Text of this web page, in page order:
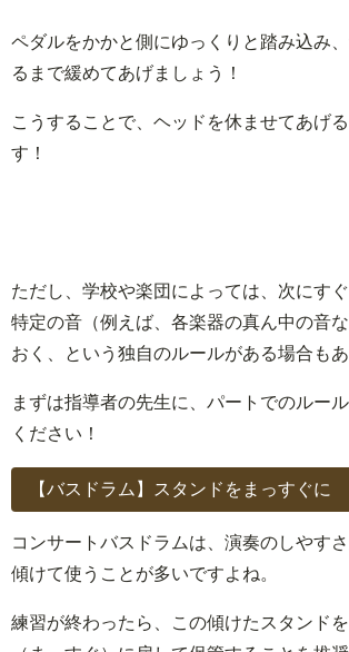
ペダルをかかと側にゆっくりと踏み込み
るまで緩めてあげましょう！
こうすることで、ヘッドを休ませてあげ
す！
ただし、学校や楽団によっては、次にす
特定の音（例えば、各楽器の真ん中の音
おく、という独自のルールがある場合もあ
まずは指導者の先生に、パートでのルー
ください！
【バスドラム】スタンドをまっすぐに
コンサートバスドラムは、演奏のしやす
傾けて使うことが多いですよね。
練習が終わったら、この傾けたスタンド